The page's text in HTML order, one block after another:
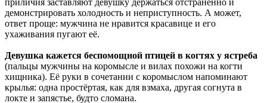
демонстрировать холодность и неприступность. А может,
ответ проще: мужчина не нравится красавице и его
ухаживания пугают её.
Девушка кажется беспомощной птицей в когтях у ястреба
(пальцы мужчины на коромысле и вилах похожи на когти
хищника). Её руки в сочетании с коромыслом напоминают
крылья: одна простёртая, как для взмаха, другая согнута в
локте и запястье, будто сломана.